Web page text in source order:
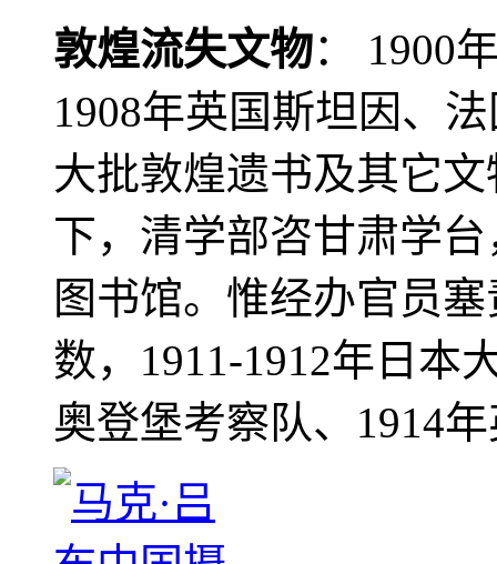
敦煌流失文物： 1900
1908年英国斯坦因、
大批敦煌遗书及其它
下，清学部咨甘肃学
图书馆。惟经办官员
数，1911-1912年日本
奥登堡考察队、1914